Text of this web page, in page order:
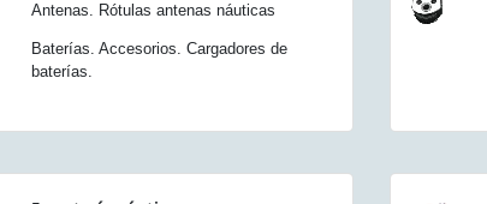
Antenas. Rótulas antenas náuticas
Baterías. Accesorios. Cargadores de
baterías.